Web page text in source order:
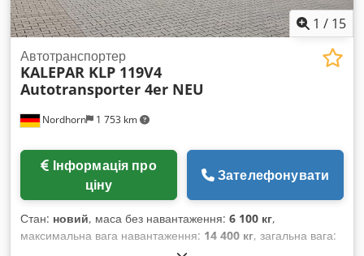
1 / 15
Nordhorn 1 753 km
Автотранспортер
KALEPAR KLP 119V4
Autotransporter 4er NEU
ціну
Зателефонувати
Стан: новий, маса без навантаження: 6 100 кг,
максимальна вага навантаження: 14 400 кг, загальна вага:
, конфігурація осей:1 вісь